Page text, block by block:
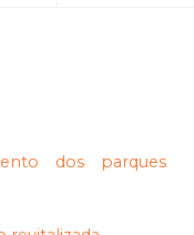
dos parques